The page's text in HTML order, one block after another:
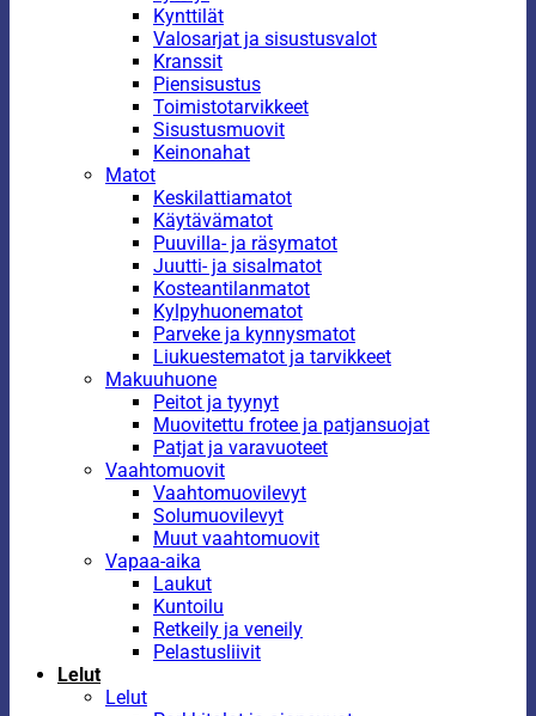
Kynttilät
Valosarjat ja sisustusvalot
Kranssit
Piensisustus
Toimistotarvikkeet
Sisustusmuovit
Keinonahat
Matot
Keskilattiamatot
Käytävämatot
Puuvilla- ja räsymatot
Juutti- ja sisalmatot
Kosteantilanmatot
Kylpyhuonematot
Parveke ja kynnysmatot
Liukuestematot ja tarvikkeet
Makuuhuone
Peitot ja tyynyt
Muovitettu frotee ja patjansuojat
Patjat ja varavuoteet
Vaahtomuovit
Vaahtomuovilevyt
Solumuovilevyt
Muut vaahtomuovit
Vapaa-aika
Laukut
Kuntoilu
Retkeily ja veneily
Pelastusliivit
Lelut
Lelut